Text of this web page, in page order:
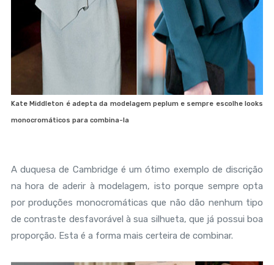
Kate Middleton é adepta da modelagem peplum e sempre escolhe looks
monocromáticos para combina-la
A duquesa de Cambridge é um ótimo exemplo de discrição
na hora de aderir à modelagem, isto porque sempre opta
por produções monocromáticas que não dão nenhum tipo
de contraste desfavorável à sua silhueta, que já possui boa
proporção. Esta é a forma mais certeira de combinar.